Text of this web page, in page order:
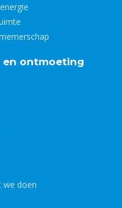
en ontmoeting
we doen